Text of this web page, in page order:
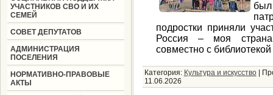
УЧАСТНИКОВ СВО И ИХ
СЕМЕЙ
СОВЕТ ДЕПУТАТОВ
АДМИНИСТРАЦИЯ
ПОСЕЛЕНИЯ
НОРМАТИВНО-ПРАВОВЫЕ
АКТЫ
подростки приняли
Россия – моя
совместно с
Категория: Культура и искусство
11.06.2026